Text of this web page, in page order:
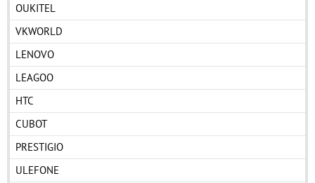
OUKITEL
VKWORLD
LENOVO
LEAGOO
HTC
CUBOT
PRESTIGIO
ULEFONE